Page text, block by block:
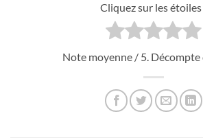
Cliquez sur les étoiles
Note moyenne / 5. Décompte